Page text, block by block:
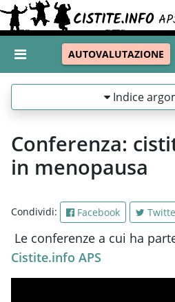
AUTOVALUTAZIONE
Indice
Conferenza:
in menopausa
Condividi: Facebook
Le conferenze a cui ha
Cistite.info APS